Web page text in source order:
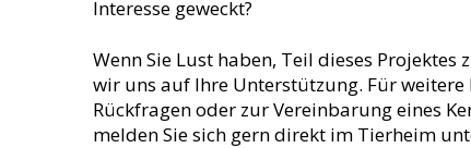
Interesse geweckt?
Wenn Sie Lust haben, Teil dieses Projektes
wir uns auf Ihre Unterstützung. Für
Rückfragen oder zur Vereinbarung eines
melden Sie sich gern direkt im Tierheim